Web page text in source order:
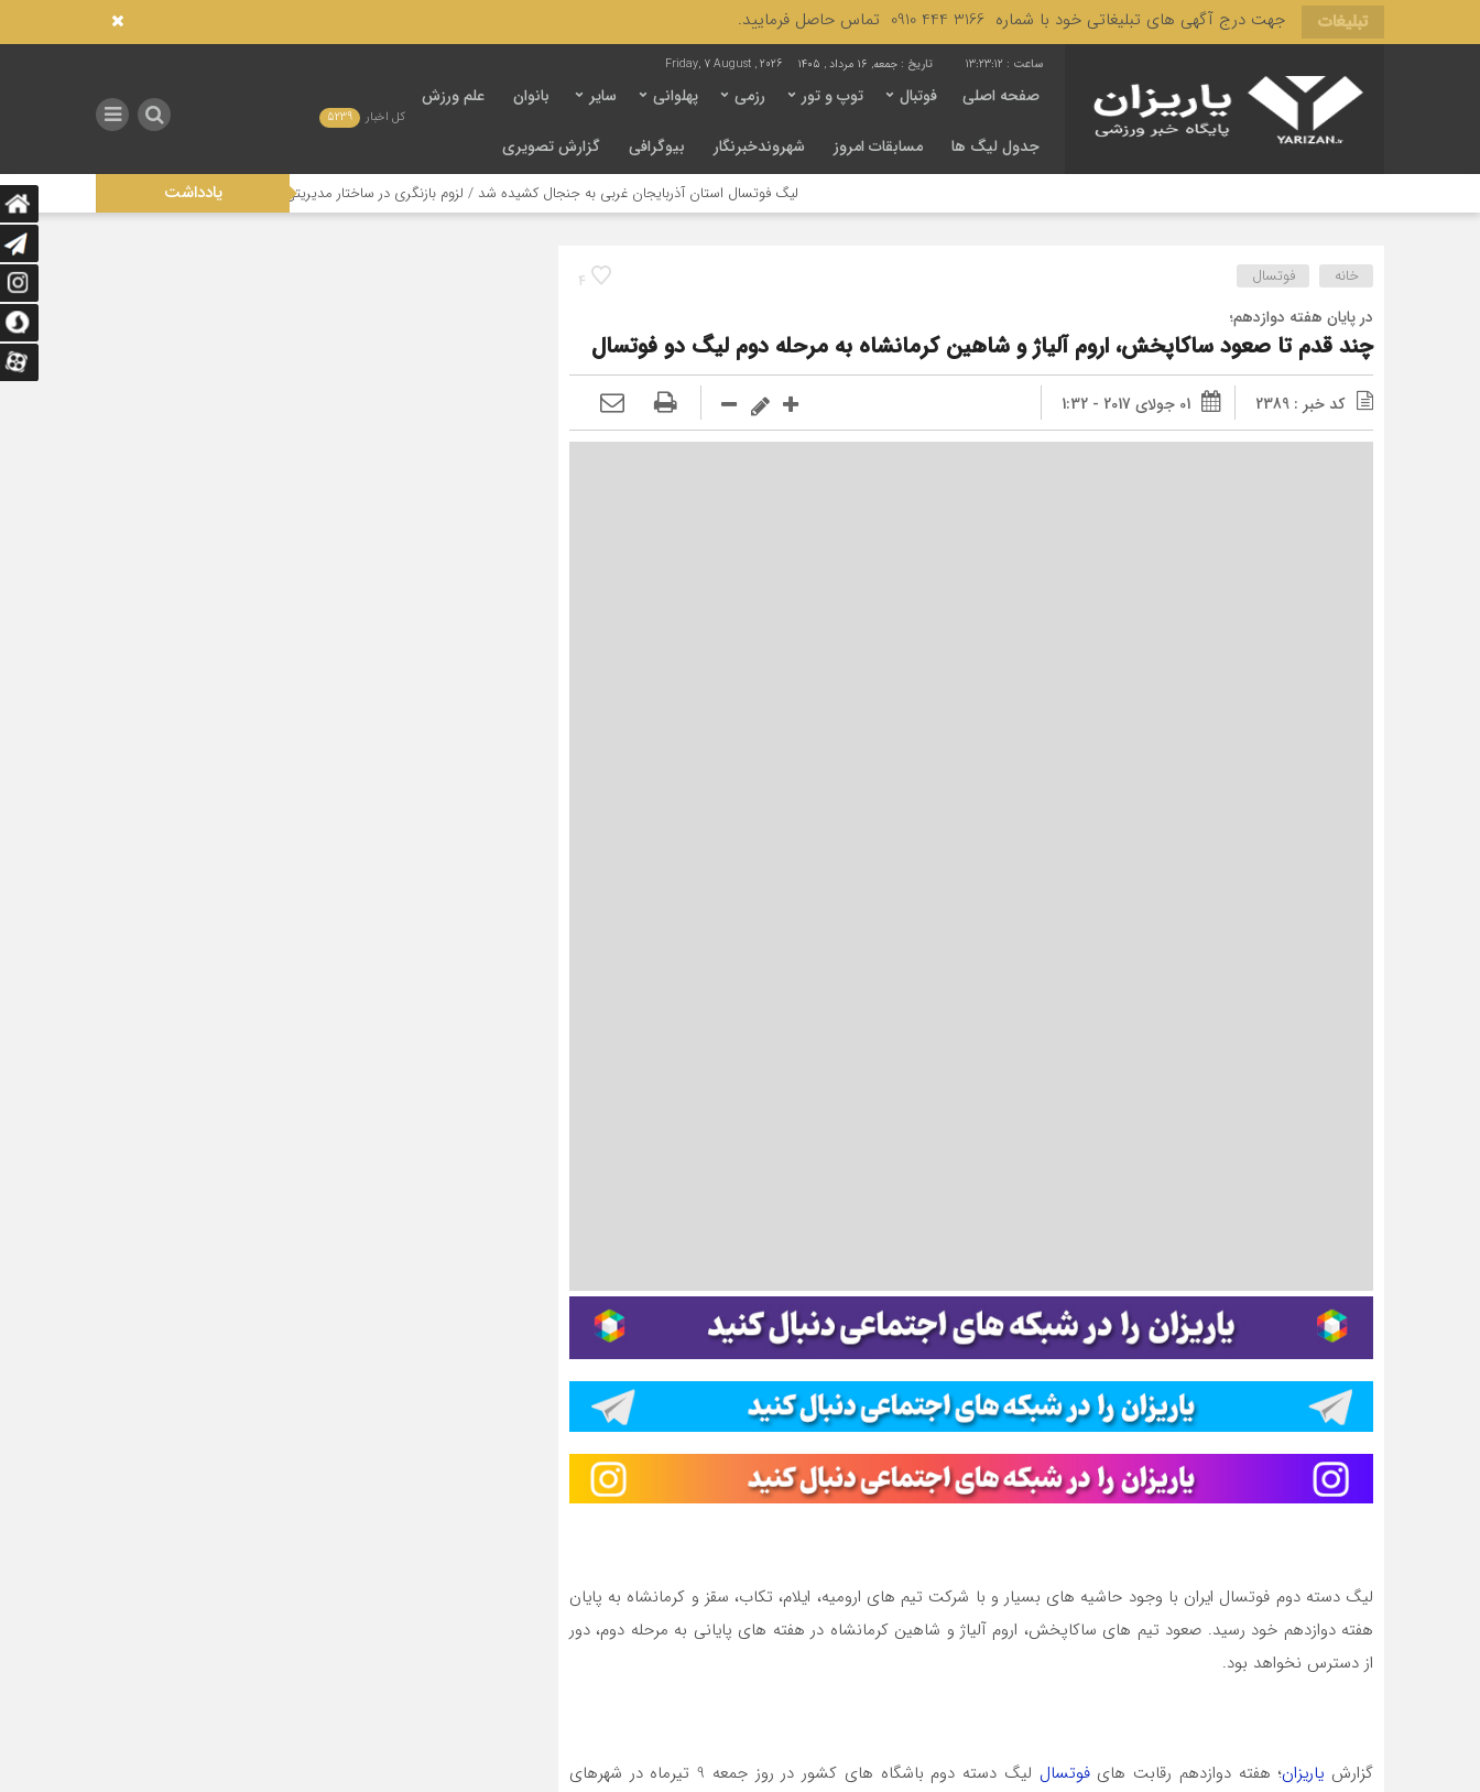
تبلیغات جهت درج آگهی های تبلیغاتی خود با شماره 3166 444 0910 تماس حاصل فرمایید.
13:23:13 تاریخ : جمعه, ۱۶ مرداد , ۱۴۰۵ Friday, 7 August , 2026
صفحه اصلی فوتبال توپ و تور رزمی پهلوانی سایر بانوان علم ورزش
جدول لیگ ها مسابقات امروز شهروندخبرنگار بیوگرافی گزارش تصویری
کل اخبار 5239
یادداشت لیگ فوتسال استان آذربایجان غربی به جنجال کشیده شد / لزوم بازنگری در ساختار مدیریتی این رشته تاثیر عدالت در توزیع امکانات صنعتی بر
4 خانه فوتسال
در پایان هفته دوازدهم؛
چند قدم تا صعود ساکاپخش، اروم آلیاژ و شاهین کرمانشاه به مرحله دوم لیگ دو فوتسال
کد خبر : 2389 01 جولای 2017 - 1:32
لیگ دسته دوم فوتسال ایران با وجود حاشیه های بسیار و با شرکت تیم های ارومیه، ایلام، تکاب، سقز و کرمانشاه به پایان
هفته دوازدهم خود رسید. صعود تیم های ساکاپخش، اروم آلیاژ و شاهین کرمانشاه در هفته های پایانی به مرحله دوم، دور
از دسترس نخواهد بود.
گزارش یاریزان؛ هفته دوازدهم رقابت هایفوتسال
لیگ دسته دوم باشگاه های کشور در روز جمعه 9 تیرماه در شهرهای